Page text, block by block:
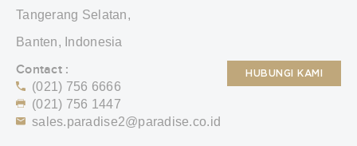
Tangerang Selatan,
Banten, Indonesia
Contact :
(021) 756 6666
(021) 756 1447
sales.paradise2@paradise.co.id
HUBUNGI KAMI